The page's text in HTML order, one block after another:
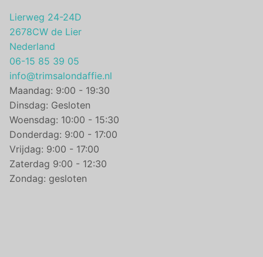
Lierweg 24-24D
2678CW de Lier
Nederland
06-15 85 39 05
info@trimsalondaffie.nl
Maandag: 9:00 - 19:30
Dinsdag: Gesloten
Woensdag: 10:00 - 15:30
Donderdag: 9:00 - 17:00
Vrijdag: 9:00 - 17:00
Zaterdag 9:00 - 12:30
Zondag: gesloten